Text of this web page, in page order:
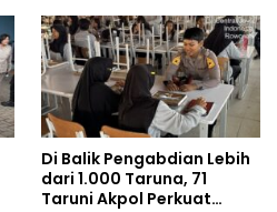
Di Balik Pengabdian Lebih
dari 1.000 Taruna, 71
Taruni Akpol Perkuat